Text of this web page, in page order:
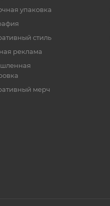
упаковка
стиль
реклама
мерч